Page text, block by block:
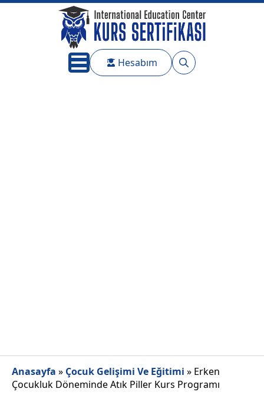
Hesabım
Anasayfa » Çocuk Gelişimi Ve Eğitimi » Erken
Çocukluk Döneminde Atık Piller Kurs Programı